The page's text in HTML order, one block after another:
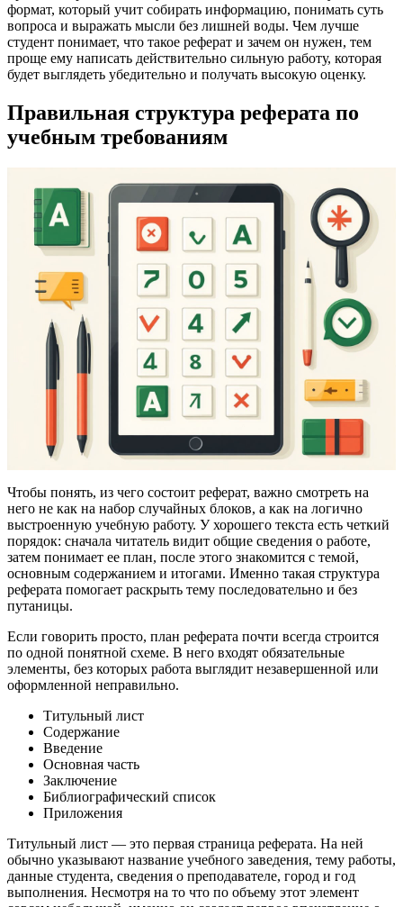
формат, который учит собирать информацию, понимать суть
вопроса и выражать мысли без лишней воды. Чем лучше
студент понимает, что такое реферат и зачем он нужен, тем
проще ему написать действительно сильную работу, которая
будет выглядеть убедительно и получать высокую оценку.
Правильная структура реферата по
учебным требованиям
Чтобы понять, из чего состоит реферат, важно смотреть на
него не как на набор случайных блоков, а как на логично
выстроенную учебную работу. У хорошего текста есть четкий
порядок: сначала читатель видит общие сведения о работе,
затем понимает ее план, после этого знакомится с темой,
основным содержанием и итогами. Именно такая структура
реферата помогает раскрыть тему последовательно и без
путаницы.
Если говорить просто, план реферата почти всегда строится
по одной понятной схеме. В него входят обязательные
элементы, без которых работа выглядит незавершенной или
оформленной неправильно.
Титульный лист
Содержание
Введение
Основная часть
Заключение
Библиографический список
Приложения
Титульный лист — это первая страница реферата. На ней
обычно указывают название учебного заведения, тему работы,
данные студента, сведения о преподавателе, город и год
выполнения. Несмотря на то что по объему этот элемент